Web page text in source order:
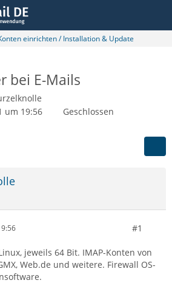
einrichten / Installation & Update
bei E-Mails
um 19:56
Geschlossen
#1
jeweils 64 Bit. IMAP-Konten von
Web.de und weitere. Firewall OS-